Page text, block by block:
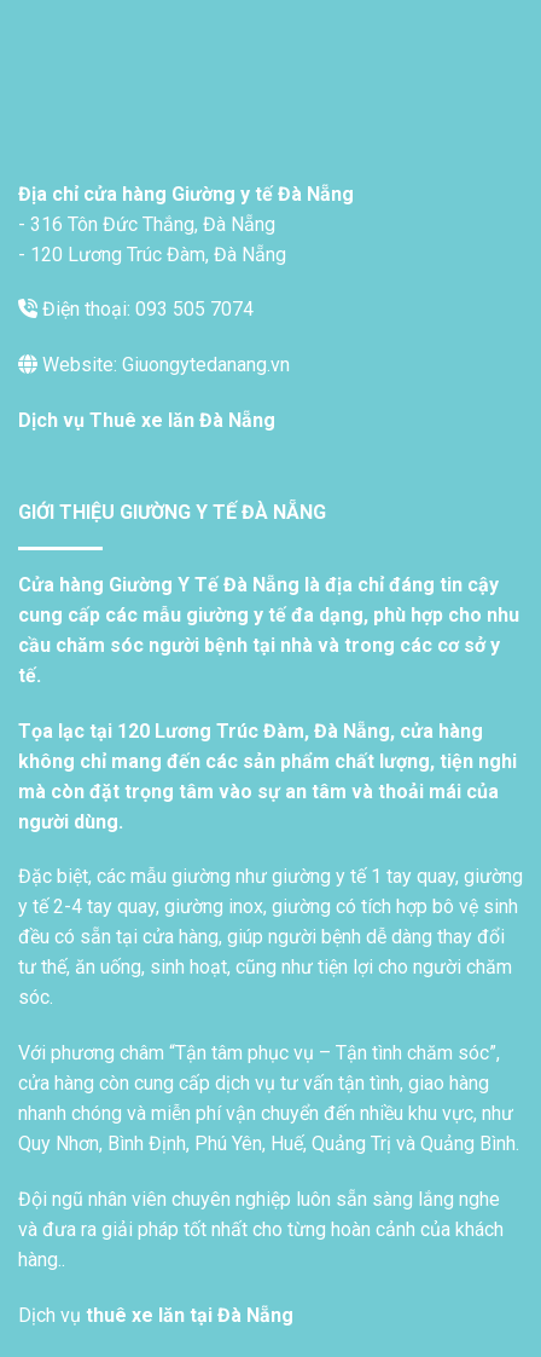
Địa chỉ cửa hàng Giường y tế Đà Nẵng
- 316 Tôn Đức Thắng, Đà Nẵng
- 120 Lương Trúc Đàm, Đà Nẵng
Điện thoại: 093 505 7074
Website: Giuongytedanang.vn
Dịch vụ Thuê xe lăn Đà Nẵng
GIỚI THIỆU GIƯỜNG Y TẾ ĐÀ NẴNG
Cửa hàng Giường Y Tế Đà Nẵng là địa chỉ đáng tin cậy
cung cấp các mẫu giường y tế đa dạng, phù hợp cho nhu
cầu chăm sóc người bệnh tại nhà và trong các cơ sở y
tế.
Tọa lạc tại 120 Lương Trúc Đàm, Đà Nẵng, cửa hàng
không chỉ mang đến các sản phẩm chất lượng, tiện nghi
mà còn đặt trọng tâm vào sự an tâm và thoải mái của
người dùng.
Đặc biệt, các mẫu giường như giường y tế 1 tay quay, giường
y tế 2-4 tay quay, giường inox, giường có tích hợp bô vệ sinh
đều có sẵn tại cửa hàng, giúp người bệnh dễ dàng thay đổi
tư thế, ăn uống, sinh hoạt, cũng như tiện lợi cho người chăm
sóc.
Với phương châm “Tận tâm phục vụ – Tận tình chăm sóc”,
cửa hàng còn cung cấp dịch vụ tư vấn tận tình, giao hàng
nhanh chóng và miễn phí vận chuyển đến nhiều khu vực, như
Quy Nhơn, Bình Định, Phú Yên, Huế, Quảng Trị và Quảng Bình.
Đội ngũ nhân viên chuyên nghiệp luôn sẵn sàng lắng nghe
và đưa ra giải pháp tốt nhất cho từng hoàn cảnh của khách
hàng..
Dịch vụ thuê xe lăn tại Đà Nẵng